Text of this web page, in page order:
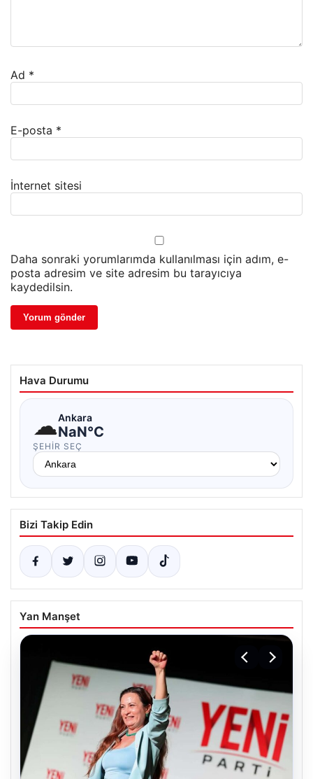
Ad *
E-posta *
İnternet sitesi
Daha sonraki yorumlarımda kullanılması için adım, e-
posta adresim ve site adresim bu tarayıcıya
kaydedilsin.
Hava Durumu
☁Ankara
NaN°C
ŞEHIR SEÇ
Bizi Takip Edin
Yan Manşet